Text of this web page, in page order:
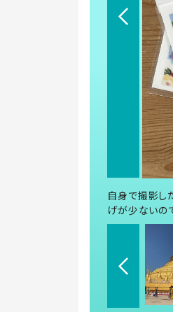
自身で撮影し
げが少ないの